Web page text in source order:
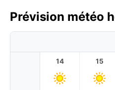
Prévision météo
14 15